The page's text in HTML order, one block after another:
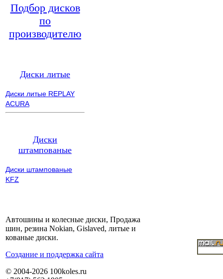
Подбор дисков
по
производителю
Диски литые
Диски литые REPLAY
ACURA
Диски
штампованые
Диски штампованые
KFZ
Автошины и колесные диски, Продажа
шин, резина Nokian, Gislaved, литые и
кованые диски.
Cоздание и поддержка сайта
© 2004-2026 100koles.ru